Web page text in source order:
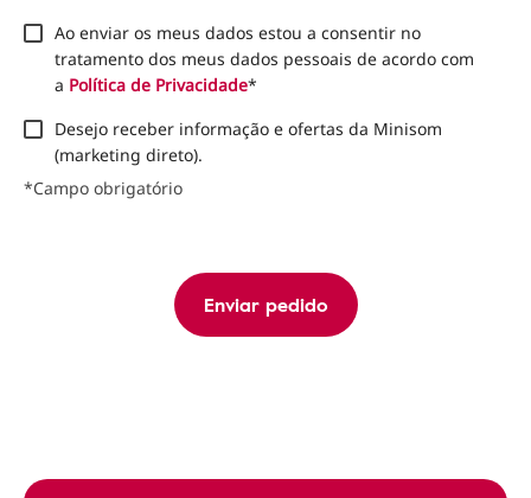
Ao enviar os meus dados estou a consentir no
tratamento dos meus dados pessoais de acordo com
a Política de Privacidade*
Desejo receber informação e ofertas da Minisom
(marketing direto).
*Campo obrigatório
Enviar pedido